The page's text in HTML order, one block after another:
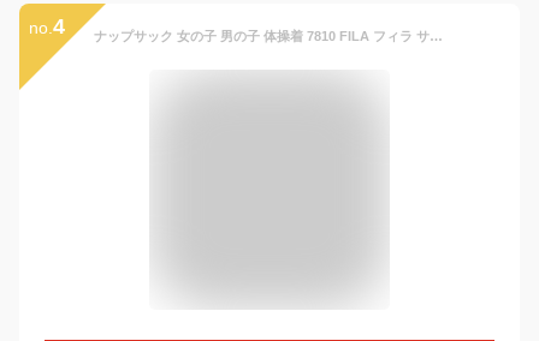
no. 4 ナップサック 女の子 男の子 体操着 7810 FILA フィラ サンディ 拡張ナップサック ナイロン 小学校 小学生 リュック スポーツ 体操服入れ 体操着入れ おしゃれ レディース 男子 体操服袋 巾着袋 ナップザック ランドセルの上 サブバッグ 大きめ 入学グッズ 高学年